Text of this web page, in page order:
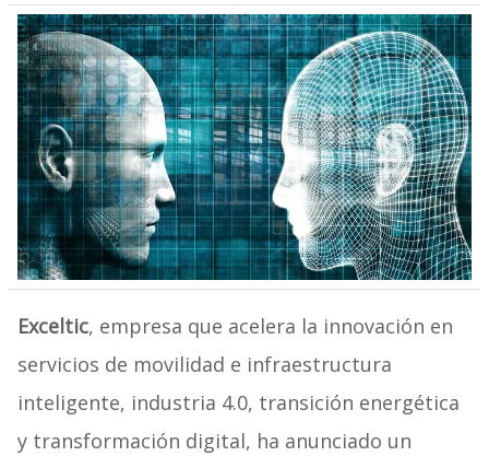
Exceltic, empresa que acelera la innovación en
servicios de movilidad e infraestructura
inteligente, industria 4.0, transición energética
y transformación digital, ha anunciado un